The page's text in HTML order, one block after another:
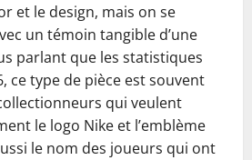
et le design, mais on se
un témoin tangible d’une
parlant que les statistiques
ce type de pièce est souvent
qui veulent
le logo Nike et l’emblème
le nom des joueurs qui ont